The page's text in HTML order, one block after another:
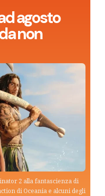
agosto
non
2 alla fantascienza di
di Oceania e alcuni degli